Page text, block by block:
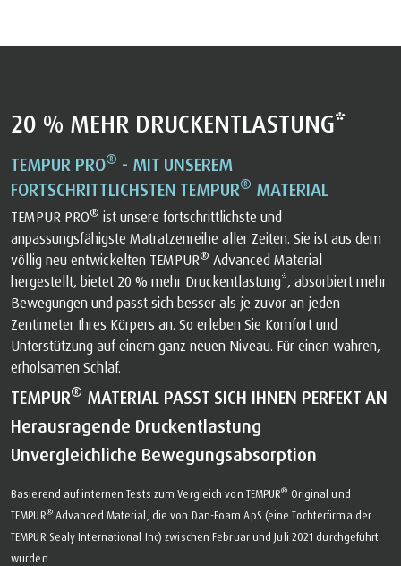
20 % MEHR DRUCKENTLASTUNG*
TEMPUR PRO® - MIT UNSEREM
FORTSCHRITTLICHSTEN TEMPUR® MATERIAL
TEMPUR PRO® ist unsere fortschrittlichste und
anpassungsfähigste Matratzenreihe aller Zeiten. Sie ist aus dem
völlig neu entwickelten TEMPUR® Advanced Material
hergestellt, bietet 20 % mehr Druckentlastung*, absorbiert mehr
Bewegungen und passt sich besser als je zuvor an jeden
Zentimeter Ihres Körpers an. So erleben Sie Komfort und
Unterstützung auf einem ganz neuen Niveau. Für einen wahren,
erholsamen Schlaf.
TEMPUR® MATERIAL PASST SICH IHNEN PERFEKT AN
Herausragende Druckentlastung
Unvergleichliche Bewegungsabsorption
Basierend auf internen Tests zum Vergleich von TEMPUR® Original und
TEMPUR®Advanced Material, die von Dan-Foam ApS (eine Tochterfirma der
TEMPUR Sealy International Inc) zwischen Februar und Juli 2021 durchgeführt
wurden.